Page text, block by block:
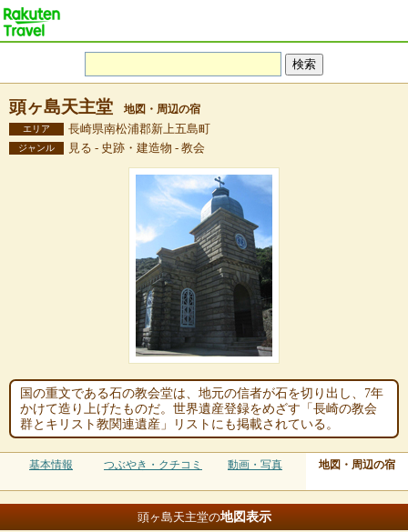
頭ヶ島天主堂 地図・周辺の宿
エリア 長崎県南松浦郡新上五島町
ジャンル 見る - 史跡・建造物 - 教会
国の重文である石の教会堂は、地元の信者が石を切り出し、7年
かけて造り上げたものだ。世界遺産登録をめざす「長崎の教会
群とキリスト教関連遺産」リストにも掲載されている。
基本情報 つぶやき・クチコミ 動画・写真 地図・周辺の宿
頭ヶ島天主堂の地図表示